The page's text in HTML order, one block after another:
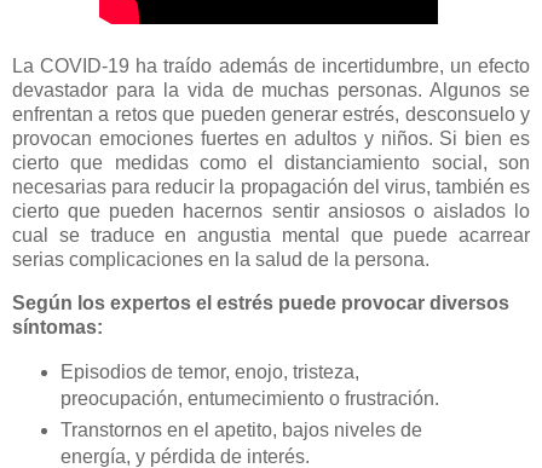
La COVID-19 ha traído además de incertidumbre, un efecto
devastador para la vida de muchas personas. Algunos se
enfrentan a retos que pueden generar estrés, desconsuelo y
provocan emociones fuertes en adultos y niños. Si bien es
cierto que medidas como el distanciamiento social, son
necesarias para reducir la propagación del virus, también es
cierto que pueden hacernos sentir ansiosos o aislados lo
cual se traduce en angustia mental que puede acarrear
serias complicaciones en la salud de la persona.
Según los expertos el estrés puede provocar diversos
síntomas:
Episodios de temor, enojo, tristeza,
preocupación, entumecimiento o frustración.
Transtornos en el apetito, bajos niveles de
energía, y pérdida de interés.